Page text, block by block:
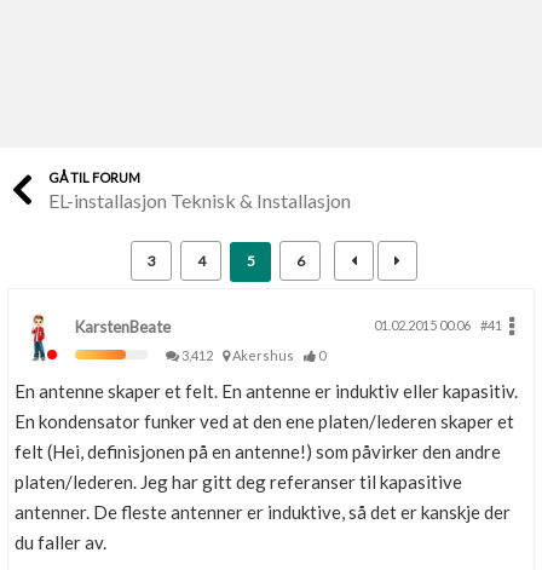
Finn håndverkere
Skaff dokumentasjon som mangler
Kundeservice
Få svar på det du lurer på
Kom i gang med Boligmappa
Se din bolig? Klikk her
GÅ TIL FORUM
EL-installasjon Teknisk & Installasjon
3 4 5 6
KarstenBeate 01.02.2015 00.06
#41
3,412
Akershus 0
En antenne skaper et felt. En antenne er induktiv eller kapasitiv.
En kondensator funker ved at den ene platen/lederen skaper et
felt (Hei, definisjonen på en antenne!) som påvirker den andre
platen/lederen. Jeg har gitt deg referanser til kapasitive
antenner. De fleste antenner er induktive, så det er kanskje der
du faller av.